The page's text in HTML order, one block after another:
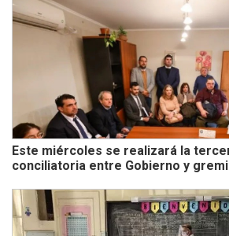
Este miércoles se realizará la
conciliatoria entre Gobierno y